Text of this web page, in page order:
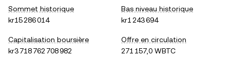
Sommet historique
kr15 286 014
Bas niveau historique
kr1 243 694
Capitalisation boursière
kr3 718 762 708 982
Offre en circulation
271 157,0 WBTC